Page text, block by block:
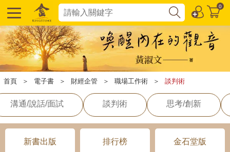
0
首頁 ＞ 電子書 ＞ 財經企管 ＞ 職場工作術 ＞ 談判術
溝通/說話/面試 談判術 思考/創新
新書出版 排行榜 金石堂版